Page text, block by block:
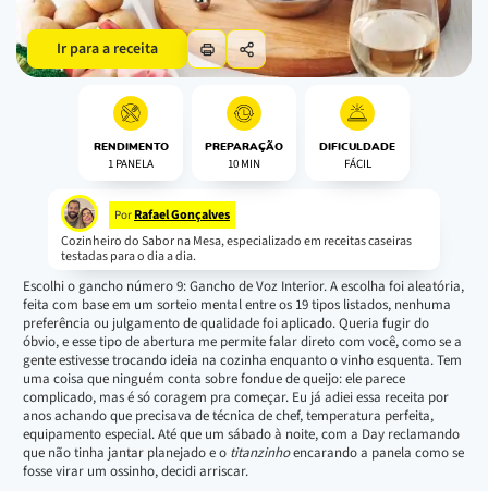
Ir para a receita
RENDIMENTO
1 PANELA
PREPARAÇÃO
10 MIN
DIFICULDADE
FÁCIL
Por Rafael Gonçalves
Cozinheiro do Sabor na Mesa, especializado em receitas caseiras
testadas para o dia a dia.
Escolhi o gancho número 9: Gancho de Voz Interior. A escolha foi aleatória,
feita com base em um sorteio mental entre os 19 tipos listados, nenhuma
preferência ou julgamento de qualidade foi aplicado. Queria fugir do
óbvio, e esse tipo de abertura me permite falar direto com você, como se a
gente estivesse trocando ideia na cozinha enquanto o vinho esquenta. Tem
uma coisa que ninguém conta sobre fondue de queijo: ele parece
complicado, mas é só coragem pra começar. Eu já adiei essa receita por
anos achando que precisava de técnica de chef, temperatura perfeita,
equipamento especial. Até que um sábado à noite, com a Day reclamando
que não tinha jantar planejado e o titanzinhoencarando a panela como se
fosse virar um ossinho, decidi arriscar.